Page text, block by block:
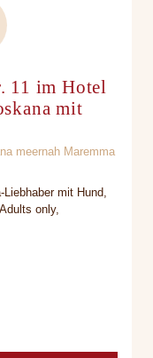
11 im Hotel
mit
meernah Maremma
mit Hund,
only,